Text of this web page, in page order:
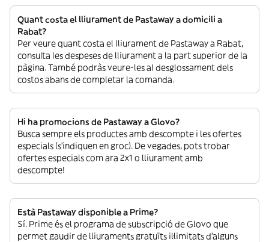
Quant costa el lliurament de Pastaway a domicili a
Rabat?
Per veure quant costa el lliurament de Pastaway a Rabat,
consulta les despeses de lliurament a la part superior de la
pàgina. També podràs veure-les al desglossament dels
costos abans de completar la comanda.
Hi ha promocions de Pastaway a Glovo?
Busca sempre els productes amb descompte i les ofertes
especials (s’indiquen en groc). De vegades, pots trobar
ofertes especials com ara 2x1 o lliurament amb
descompte!
Està Pastaway disponible a Prime?
Sí. Prime és el programa de subscripció de Glovo que
permet gaudir de lliuraments gratuïts il·limitats d’alguns